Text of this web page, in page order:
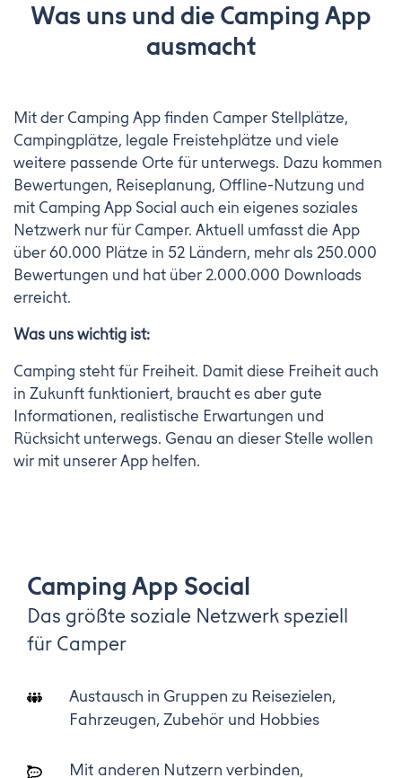
Was uns und die Camping App
ausmacht
Mit der Camping App finden Camper Stellplätze,
Campingplätze, legale Freistehplätze und viele
weitere passende Orte für unterwegs. Dazu kommen
Bewertungen, Reiseplanung, Offline-Nutzung und
mit Camping App Social auch ein eigenes soziales
Netzwerk nur für Camper. Aktuell umfasst die App
über 60.000 Plätze in 52 Ländern, mehr als 250.000
Bewertungen und hat über 2.000.000 Downloads
erreicht.
Was uns wichtig ist:
Camping steht für Freiheit. Damit diese Freiheit auch
in Zukunft funktioniert, braucht es aber gute
Informationen, realistische Erwartungen und
Rücksicht unterwegs. Genau an dieser Stelle wollen
wir mit unserer App helfen.
Camping App Social
Das größte soziale Netzwerk speziell
für Camper
Austausch in Gruppen zu Reisezielen,
Fahrzeugen, Zubehör und Hobbies
Mit anderen Nutzern verbinden,